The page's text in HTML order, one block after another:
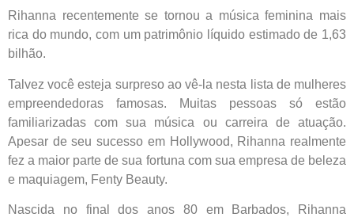
Rihanna recentemente se tornou a música feminina mais
rica do mundo, com um patrimônio líquido estimado de 1,63
bilhão.
Talvez você esteja surpreso ao vê-la nesta lista de mulheres
empreendedoras famosas. Muitas pessoas só estão
familiarizadas com sua música ou carreira de atuação.
Apesar de seu sucesso em Hollywood, Rihanna realmente
fez a maior parte de sua fortuna com sua empresa de beleza
e maquiagem, Fenty Beauty.
Nascida no final dos anos 80 em Barbados, Rihanna